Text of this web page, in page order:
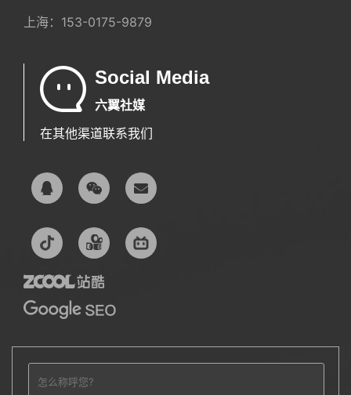
上海： 153-0175-9879
Social Media
六翼社媒
在其他渠道联系我们